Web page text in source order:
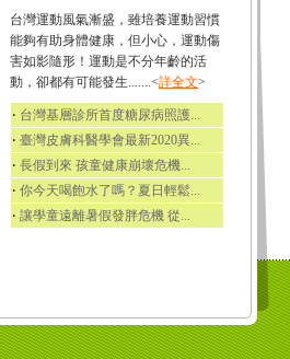
台灣運動風氣漸盛，雖培養運動習慣
能夠有助身體健康，但小心，運動傷
害如影隨形！運動是不分年齡的活
動，卻都有可能發生.......<詳全文>
‧ 台灣基層診所首度糖尿病照護...
‧ 臺灣皮膚科醫學會最新2020異...
‧ 長假到來 孩童健康崩壞危機...
‧ 你今天喝飽水了嗎？夏日輕鬆...
‧ 讓學童遠離暑假發胖危機 從...